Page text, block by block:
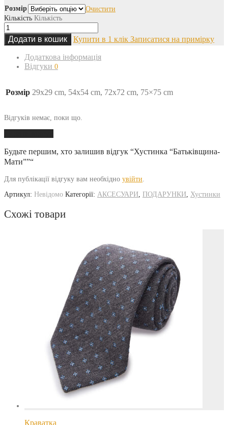
Розмір
Очистити
Кількість Кількість
Додати в кошик Купити в 1 клік Записатися на примірку
Додаткова інформація
Відгуки 0
Розмір 29х29 cm, 54х54 cm, 72х72 cm, 75×75 cm
Відгуків немає, поки що.
Будьте першим, хто залишив відгук “Хустинка “Батьківщина-
Мати””“
Для публікації відгуку вам необхідно увійти.
Артикул: Невідомо Категорії: АКСЕСУАРИ, ПОДАРУНКИ, Хустинки
Схожі товари
Краватка